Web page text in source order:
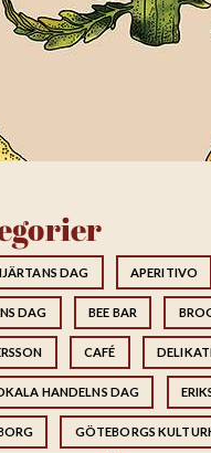
DAG APERITIVO
DAG BEE BAR
CAFÉ
HANDELNS DAG
GÖTEBORGS